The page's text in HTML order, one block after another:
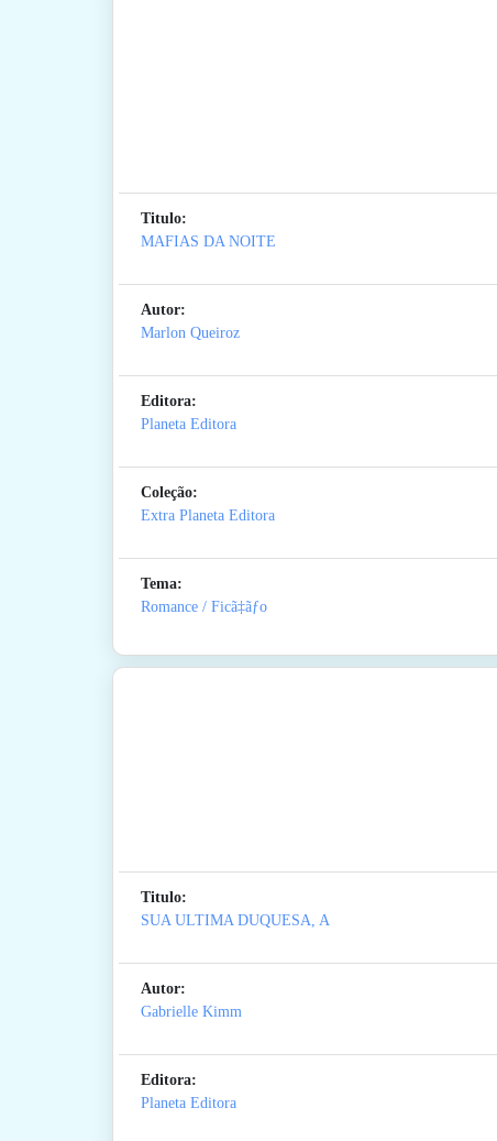
Titulo:
MAFIAS DA NOITE
Autor:
Marlon Queiroz
Editora:
Planeta Editora
Coleção:
Extra Planeta Editora
Tema:
Romance / Ficã‡ãƒo
Titulo:
SUA ULTIMA DUQUESA, A
Autor:
Gabrielle Kimm
Editora:
Planeta Editora